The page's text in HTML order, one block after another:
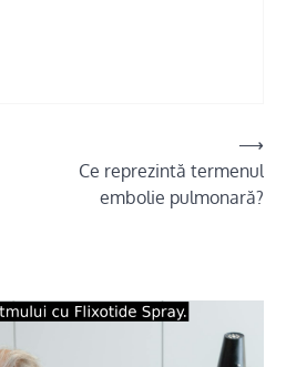
Ce reprezintă termenul
embolie pulmonară?
⟶